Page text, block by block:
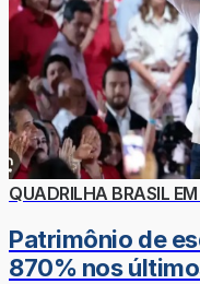
QUADRILHA BRASIL
Patrimônio de
870% nos